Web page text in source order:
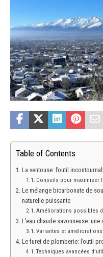
Table of Contents
La ventouse: l’outil
Conseils pour maximiser
Le mélange bicarbonate de
naturelle puissante
Améliorations possibles
L’eau chaude savonneuse:
Variantes et
Le furet de plomberie: l’outil
Techniques avancées